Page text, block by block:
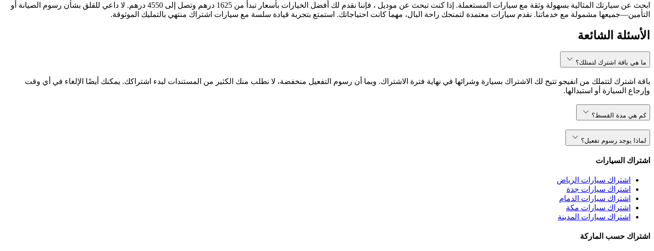
ابحث عن سيارتك المثالية بسهولة وثقة مع سيارات المستعملة. إذا كنت تبحث عن موديل ، فإننا نقدم لك أفضل الخيارات بأسعار تبدأ من 1625 درهم وتصل إلى 4550 درهم. لا داعي للقلق بشأن رسوم الصيانة أو
التأمين—جميعها مشمولة مع خدماتنا. نقدم سيارات معتمدة لتمنحك راحة البال، مهما كانت احتياجاتك. استمتع بتجربة قيادة سلسة مع سيارات اشتراك منتهي بالتمليك الموثوقة.
الأسئلة الشائعة
ما هي باقة اشترك لتمتلك؟
باقة اشترك لتتملك من انفيجو تتيح لك الاشتراك بسيارة وشرائها في نهاية فترة الاشتراك. وبما أن رسوم التفعيل منخفضة، لا نطلب منك الكثير من المستندات لبدء اشتراكك. يمكنك أيضًا الإلغاء في أي وقت
وإرجاع السيارة أو استبدالها.
كم هي مدة القسط؟
لماذا يوجد رسوم تفعيل؟
اشتراك السيارات
اشتراك سيارات الرياض
اشتراك سيارات جدة
اشتراك سيارات الدمام
اشتراك سيارات مكة
اشتراك سيارات المدينة
اشتراك حسب الماركة